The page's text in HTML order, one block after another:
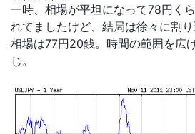
一時、相場が平坦になって78円く
れてましたけど、結局は徐々に割
相場は77円20銭。時間の範囲を広
じ。